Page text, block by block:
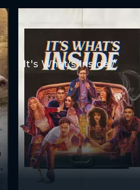
It's What's Inside /